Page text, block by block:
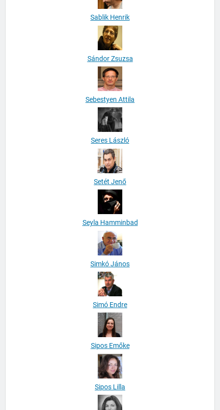
Sablik Henrik
Sándor Zsuzsa
Sebestyen Attila
Seres László
Setét Jenő
Seyla Hamminbad
Simkó János
Simó Endre
Sipos Emőke
Sipos Lilla